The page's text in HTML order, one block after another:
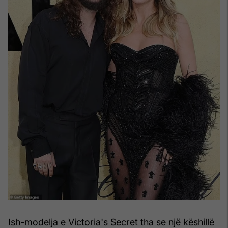
Ish-modelja e Victoria's Secret tha se një këshillë